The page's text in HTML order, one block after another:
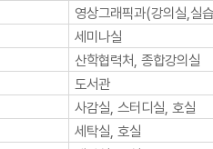
영상그래픽과(강의실,실
세미나실
산학협력처, 종합강의실
도서관
사감실, 스터디실, 호실
세탁실, 호실